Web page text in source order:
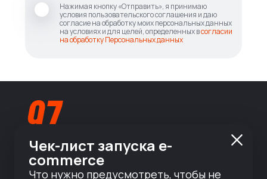
Нажимая кнопку «Отправить», я принимаю
условия пользовательского соглашения и даю
согласие на обработку моих персональных данных
на условиях и для целей, определенных всогласии
на обработку Персональных данных
info@nineseven.ru
Чек-лист запуска e-
commerce
Что нужно предусмотреть, чтобы не